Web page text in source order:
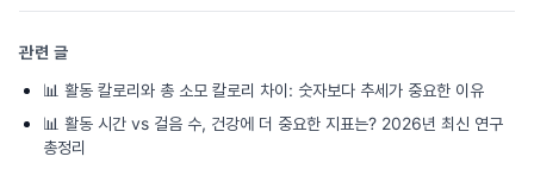
관련 글
📊 활동 칼로리와 총 소모 칼로리 차이: 숫자보다 추세가 중요한 이유
📊 활동 시간 vs 걸음 수, 건강에 더 중요한 지표는? 2026년 최신 연구
총정리